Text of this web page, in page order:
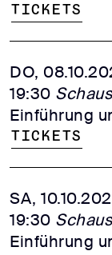
Tickets
DO,
19:30
Einführung
Tickets
SA,
19:30
Einführung